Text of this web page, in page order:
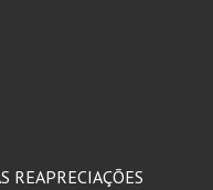
REAPRECIAÇÕES